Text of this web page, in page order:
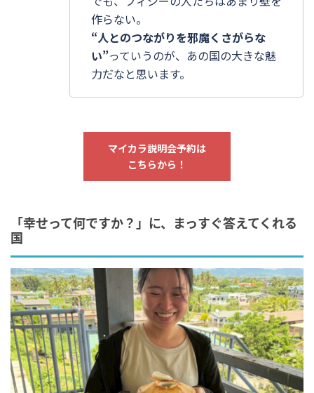
作らない。
“人とのつながりを邪魔くさがらな
い”っていうのが、あの国の大きな魅
力だなと思います。
マイカラ説明会予約は
こちらから！
「幸せって何ですか？」に、まっすぐ答えてくれる
国